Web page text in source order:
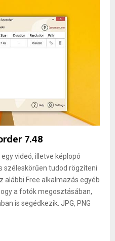
7.48
videó, illetve képlopó
széleskörűen tudod rögzíteni
alábbi Free alkalmazás egyéb
a fotók megosztásában,
is segédkezik. JPG, PNG